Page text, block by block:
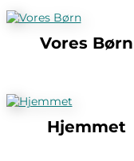
Vores Børn
Hjemmet